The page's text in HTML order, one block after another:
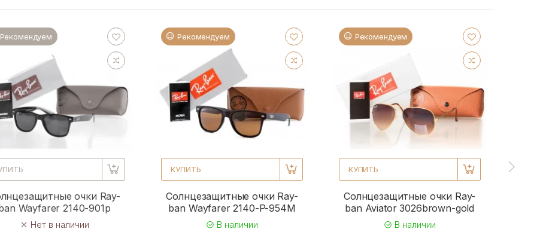
Рекомендуем
очки Ray-
Wayfarer 2140-901p
Нет в наличии
Рекомендуем
КУПИТЬ
Солнцезащитные очки Ray-
ban Wayfarer 2140-P-954M
В наличии
Рекомендуем
КУПИТЬ
Солнцезащитные очки Ray-
ban Aviator 3026brown-gold
В наличии